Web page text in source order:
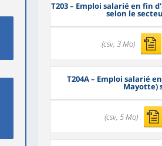
T203– Emploi salarié en fin
selon le
(csv, 3 Mo)
T204A– Emploi salarié
Mayotte)
(csv, 5 Mo)